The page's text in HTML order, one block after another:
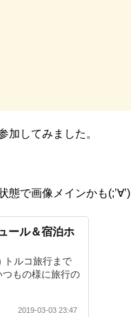
加してみました。
で画像メインかも(;’∀’)
ール＆宿泊ホ
トルコ旅行まで
もの様に旅行の
2019-03-03 23:47